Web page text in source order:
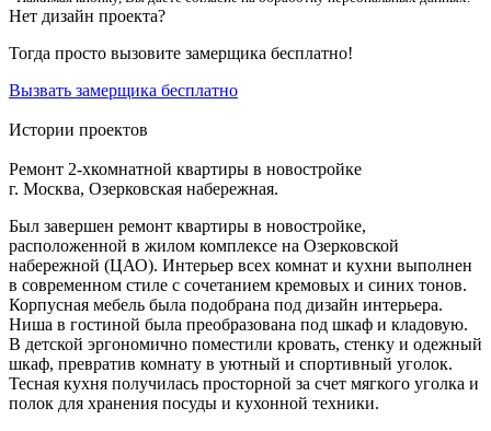
Нет дизайн проекта?
Тогда просто вызовите замерщика бесплатно!
Вызвать замерщика бесплатно
Истории проектов
Ремонт 2-хкомнатной квартиры в новостройке
г. Москва, Озерковская набережная.
Был завершен ремонт квартиры в новостройке,
расположенной в жилом комплексе на Озерковской
набережной (ЦАО). Интерьер всех комнат и кухни выполнен
в современном стиле с сочетанием кремовых и синих тонов.
Корпусная мебель была подобрана под дизайн интерьера.
Ниша в гостиной была преобразована под шкаф и кладовую.
В детской эргономично поместили кровать, стенку и одежный
шкаф, превратив комнату в уютный и спортивный уголок.
Тесная кухня получилась просторной за счет мягкого уголка и
полок для хранения посуды и кухонной техники.